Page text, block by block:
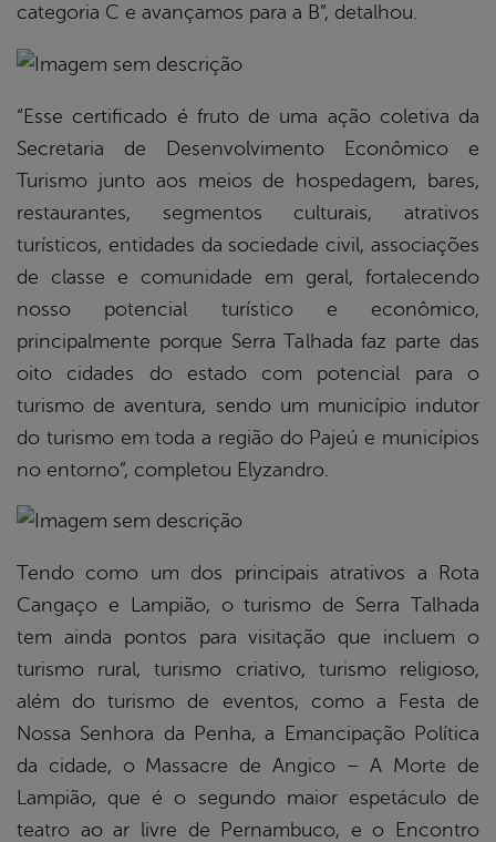
categoria C e avançamos para a B”, detalhou.
“Esse certificado é fruto de uma ação coletiva da
Secretaria de Desenvolvimento Econômico e
Turismo junto aos meios de hospedagem, bares,
restaurantes, segmentos culturais, atrativos
turísticos, entidades da sociedade civil, associações
de classe e comunidade em geral, fortalecendo
nosso potencial turístico e econômico,
principalmente porque Serra Talhada faz parte das
oito cidades do estado com potencial para o
turismo de aventura, sendo um município indutor
do turismo em toda a região do Pajeú e municípios
no entorno”, completou Elyzandro.
Tendo como um dos principais atrativos a Rota
Cangaço e Lampião, o turismo de Serra Talhada
tem ainda pontos para visitação que incluem o
turismo rural, turismo criativo, turismo religioso,
além do turismo de eventos, como a Festa de
Nossa Senhora da Penha, a Emancipação Política
da cidade, o Massacre de Angico – A Morte de
Lampião, que é o segundo maior espetáculo de
teatro ao ar livre de Pernambuco, e o Encontro